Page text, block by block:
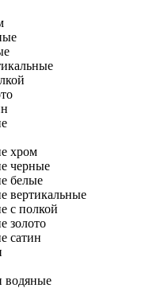
хром
черные
белые
вертикальные
с полкой
золото
сатин
водяные